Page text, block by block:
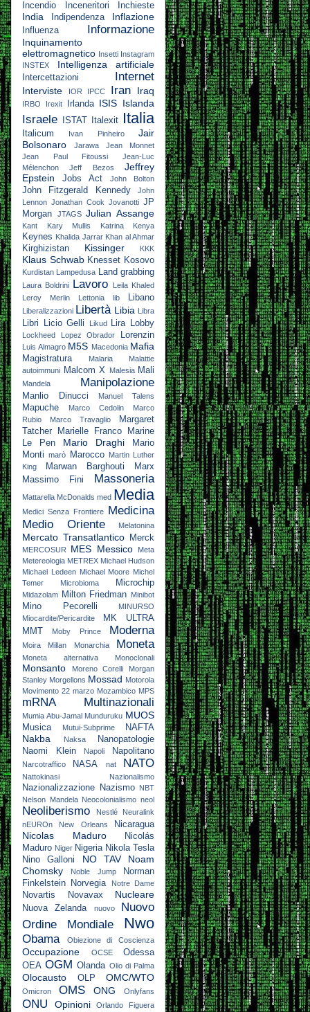
Incendio Inceneritori Inchieste
India Indipendenza Inflazione
Influenza Informazione
Inquinamento
elettromagnetico Insetti Instagram
INSTEX
Intelligenza artificiale
Intercettazioni Internet
Interviste IOR IPCC Iran Iraq
IRBO Irexit Irlanda ISIS Islanda
Israele ISTAT Italexit Italia
Italicum Ivan Pinheiro
Jair
Bolsonaro
Jarawa
Jean Monnet
Jean Paul Fitoussi
Jean-Luc
Mélenchon
Jeff Bezos
Jeffrey
Epstein
Jobs Act John Bolton
John Fitzgerald Kennedy
John
Lennon Jonathan Cook Jovanotti JP
Morgan
JTAGS Julian Assange
Kant Kary Mullis Katrina Kenya
Keynes Khalida Jarrar Khan al Ahmar
Kirghizistan Kissinger KKK
Klaus Schwab Knesset Kosovo
Kurdistan Lampedusa Land grabbing
Laura Boldrini Lavoro
Leila Khaled
Leroy Merlin
Lettonia lib Libano
Liberalizzazioni Libertà Libia Libra
Libri Licio Gelli Likud Lira Lobby
Lockheed Lopez Obrador Lorenzin
Luis Almagro M5S Macedonia Mafia
Magistratura Malaria
Malattie
autoimmuni Malcom X Malesia Mali
Mandela Manipolazione
Manlio Dinucci Manuel Talens
Mapuche Marco Cedolin
Marco
Rubio
Marco Travaglio
Margaret
Tatcher
Marielle Franco
Marine
Le Pen
Mario Draghi
Mario
Monti
marò Marocco
Martin Luther
King
Marwan Barghouti
Marx
Massimo Fini
Massoneria
Mattarella McDonalds med Media
Medici Senza Frontiere Medicina
Medio Oriente
Melatonina
Mercato Transatlantico Merck
MERCOSUR MES Messico
Meta
Metereologia METREX Michael Hudson
Michael Ledeen Michael Moore Michel
Temer
Microbioma Microchip
Midazolam Milton Friedman Minibot
Mino Pecorelli
MINURSO
Miocardite/Pericardite
MK ULTRA
MMT
Moby Prince Moderna
Moira Millan Monarchia Moneta
Moneta alternativa Monoclonali
Monsanto Moreno Corelli
Morgan
Stanley Morgellons Mossad Motorola
Movimento 22 marzo Mozambico MPS
mRNA Multinazionali
Mumia Abu-Jamal Munduruku MUOS
Musica Mutui-Subprime NAFTA
Nakba Naksa
Nanopatologie
Naomi Klein
Napoli Napolitano
Narcotraffico NASA nat NATO
Nattokinasi Nazionalismo
Nazionalizzazione Nazismo
NBT
Nelson Mandela Neocolonialismo neol
Neoliberismo Nestlé
Neuralink
nEUROn
New Orleans Nicaragua
Nicolas Maduro
Nicolás
Maduro Niger Nigeria Nikola Tesla
Nino Galloni
NO TAV
Noam
Chomsky
Noble Jump
Norman
Finkelstein
Norvegia Notre Dame
Novartis Novavax Nucleare
Nuova Zelanda nuovo
Nuovo
Ordine Mondiale
Nwo
Obama Obiezione di Coscienza
Occupazione OCSE
Odessa
OEA OGM Olanda Olio di Palma
Olocausto OLP OMC/WTO
Omicron OMS ONG Onlyfans
ONU Opinioni
Orlando Figuera